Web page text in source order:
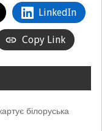
LinkedIn
Copy Link
білоруська